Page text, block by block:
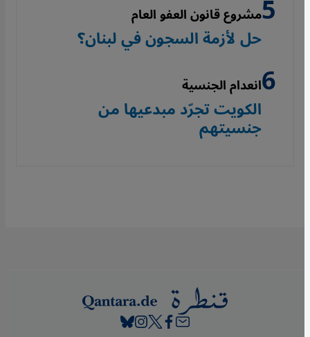
مشروع قانون العفو العام
حل لأزمة السجون في لبنان؟
انعدام الجنسية
الكويت تجرّد مبدعيها من
جنسيتهم